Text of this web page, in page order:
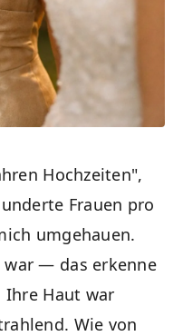
Hochzeiten",
Frauen pro
umgehauen.
— das erkenne
Ihre Haut war
Wie von